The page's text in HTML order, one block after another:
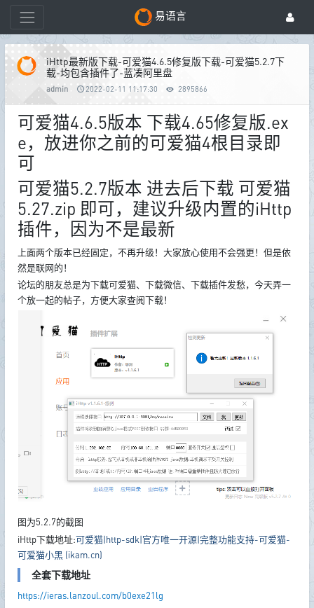
易语言
iHttp最新版下载-可爱猫4.6.5修复版下载-可爱猫5.2.7下
载-均包含插件了-蓝凑阿里盘
admin 2022-02-11 11:17:30 2895866
可爱猫4.6.5版本 下载4.65修复版.ex
e，放进你之前的可爱猫4根目录即
可
可爱猫5.2.7版本 进去后下载 可爱猫
5.27.zip 即可，建议升级内置的iHttp
插件，因为不是最新
上面两个版本已经固定，不再升级！大家放心使用不会强更！但是依
然是联网的！
论坛的朋友总是为下载可爱猫、下载微信、下载插件发愁，今天弄一
个放一起的帖子，方便大家查阅下载！
图为5.2.7的截图
iHttp下载地址:可爱猫|http-sdk|官方唯一开源|完整功能支持-可爱猫-
可爱猫小黑 (ikam.cn)
全套下载地址
https://ieras.lanzoul.com/b0exe21lg